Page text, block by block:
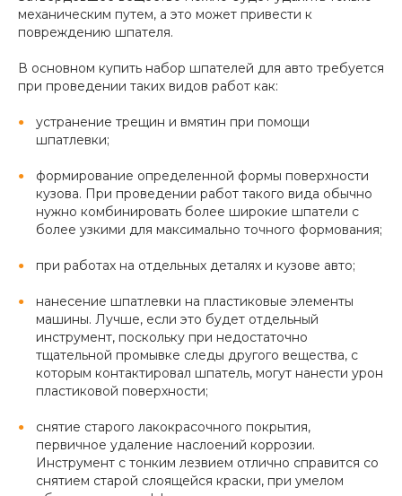
механическим путем, а это может привести к
повреждению шпателя.
В основном купить набор шпателей для авто требуется
при проведении таких видов работ как:
устранение трещин и вмятин при помощи
шпатлевки;
формирование определенной формы поверхности
кузова. При проведении работ такого вида обычно
нужно комбинировать более широкие шпатели с
более узкими для максимально точного формования;
при работах на отдельных деталях и кузове авто;
нанесение шпатлевки на пластиковые элементы
машины. Лучше, если это будет отдельный
инструмент, поскольку при недостаточно
тщательной промывке следы другого вещества, с
которым контактировал шпатель, могут нанести урон
пластиковой поверхности;
снятие старого лакокрасочного покрытия,
первичное удаление наслоений коррозии.
Инструмент с тонким лезвием отлично справится со
снятием старой слоящейся краски, при умелом